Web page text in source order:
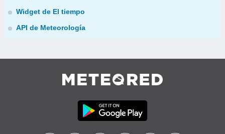
Widget de El tiempo
API de Meteorología